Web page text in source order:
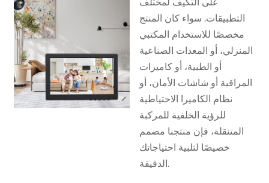
التطبيقات. سواء كان المنتج
مخصصًا للاستخدام المكتبي
المنزلي، أو المعدات الصناعية
أو الطبية، أو كاميرات
المراقبة أو شاشات الأمان، أو
نظام الكاميرا الاحتياطية
للرؤية الخلفية للمركبة
المتنقلة، فإن منتجنا مصمم
خصيصًا لتلبية احتياجاتك
الدقيقة.